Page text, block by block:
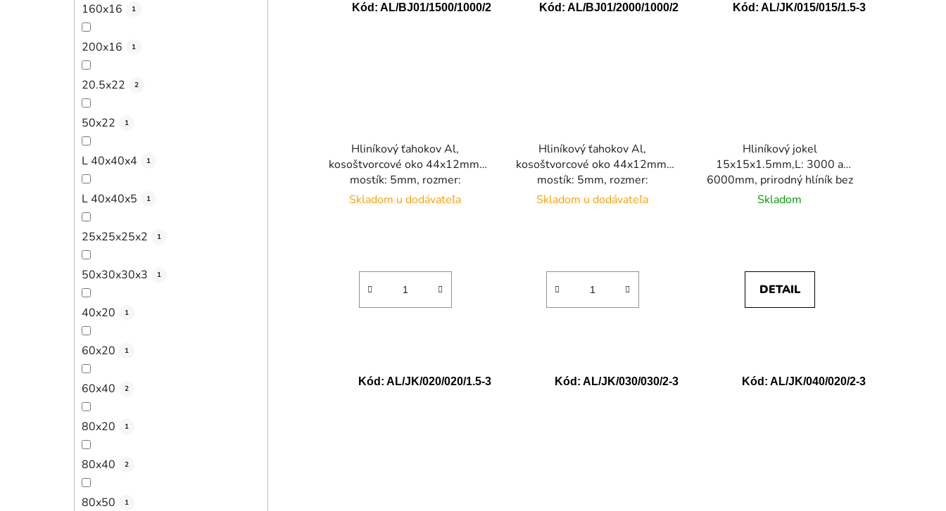
160x16 1
200x16 1
20.5x22 2
50x22 1
L 40x40x4 1
L 40x40x5 1
25x25x25x2 1
50x30x30x3 1
40x20 1
60x20 1
60x40 2
80x20 1
80x40 2
80x50 1
Hliníkový ťahokov Al,
kosoštvorcové oko 44x12mm,
mostík: 5mm, rozmer:
1500x1000x2mm
Skladom u dodávateľa
Kód: AL/BJ01/1500/1000/2
Hliníkový ťahokov Al,
kosoštvorcové oko 44x12mm,
mostík: 5mm, rozmer:
2000x1000x2mm
Skladom u dodávateľa
Kód: AL/BJ01/2000/1000/2
Hliníkový jokel
15x15x1.5mm,L: 3000 a
6000mm, prirodný hlíník bez
povrchovej úpravy
Skladom
DETAIL
Kód: AL/JK/015/015/1.5-3
Kód: AL/JK/020/020/1.5-3 Kód: AL/JK/030/030/2-3 Kód: AL/JK/040/020/2-3